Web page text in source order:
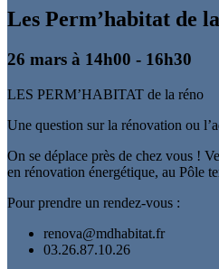
Les Perm’habitat de
26 mars à 14h00 - 16h30
LES PERM’HABITAT de la réno
Une question sur la rénovation ou
On se déplace près de chez vous !
en rénovation énergétique, au Pôle
Pour prendre un rendez-vous :
renova@mdhabitat.fr
03.26.87.10.26